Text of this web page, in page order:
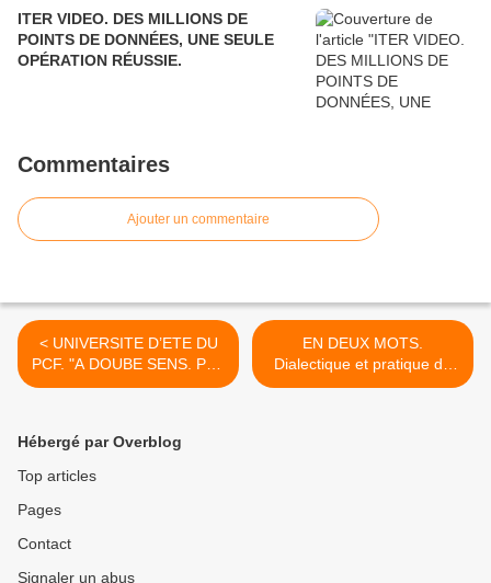
ITER VIDEO. DES MILLIONS DE
POINTS DE DONNÉES, UNE SEULE
OPÉRATION RÉUSSIE.
Commentaires
Ajouter un commentaire
< UNIVERSITE D’ETE DU
PCF. "A DOUBE SENS. PAS
A SENS UNIQUE".
EN DEUX MOTS.
Dialectique et pratique du
militant et du citoyen, >
Hébergé par Overblog
Top articles
Pages
Contact
Signaler un abus